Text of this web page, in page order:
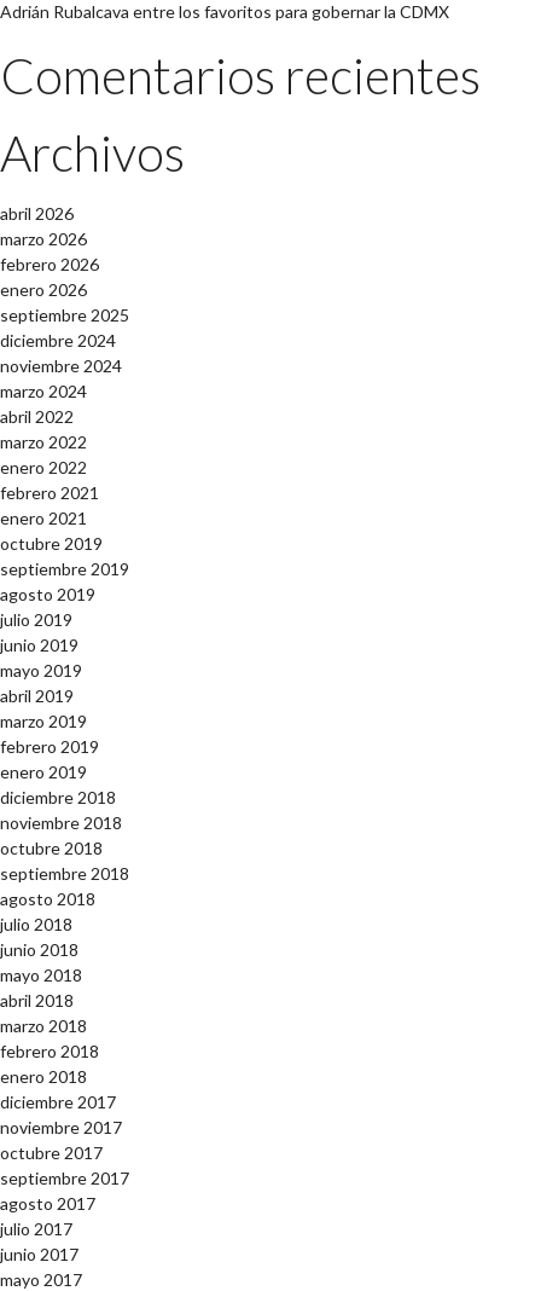
Adrián Rubalcava entre los favoritos para gobernar la CDMX
Comentarios recientes
Archivos
abril 2026
marzo 2026
febrero 2026
enero 2026
septiembre 2025
diciembre 2024
noviembre 2024
marzo 2024
abril 2022
marzo 2022
enero 2022
febrero 2021
enero 2021
octubre 2019
septiembre 2019
agosto 2019
julio 2019
junio 2019
mayo 2019
abril 2019
marzo 2019
febrero 2019
enero 2019
diciembre 2018
noviembre 2018
octubre 2018
septiembre 2018
agosto 2018
julio 2018
junio 2018
mayo 2018
abril 2018
marzo 2018
febrero 2018
enero 2018
diciembre 2017
noviembre 2017
octubre 2017
septiembre 2017
agosto 2017
julio 2017
junio 2017
mayo 2017